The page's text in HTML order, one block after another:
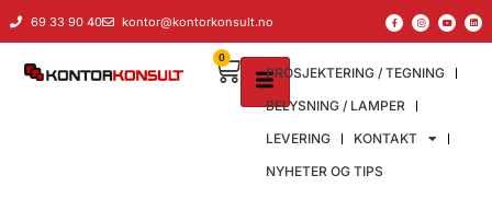
69 33 90 40 kontor@kontorkonsult.no
PROSJEKTERING / TEGNING
BELYSNING / LAMPER
LEVERING
KONTAKT
NYHETER OG TIPS
0